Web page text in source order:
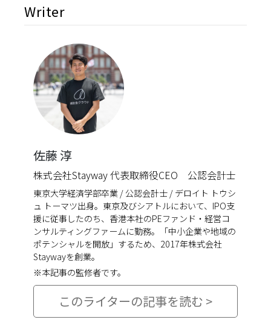
Writer
佐藤 淳
株式会社Stayway 代表取締役CEO 公認会計士
東京大学経済学部卒業 / 公認会計士 / デロイト トウシ
ュ トーマツ出身。東京及びシアトルにおいて、IPO支
援に従事したのち、香港本社のPEファンド・経営コ
ンサルティングファームに勤務。「中小企業や地域の
ポテンシャルを開放」するため、2017年株式会社
Staywayを創業。
※本記事の監修者です。
このライターの記事を読む >